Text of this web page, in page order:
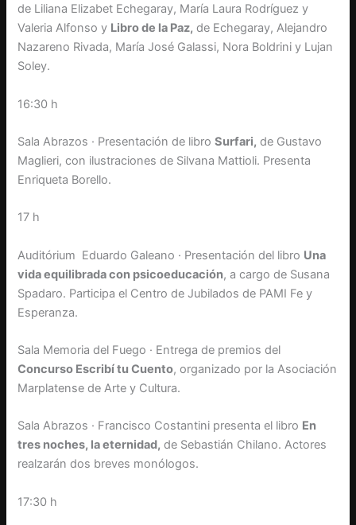
de Liliana Elizabet Echegaray, María Laura Rodríguez y
Valeria Alfonso y Libro de la Paz, de Echegaray, Alejandro
Nazareno Rivada, María José Galassi, Nora Boldrini y Lujan
Soley.
16:30 h
Sala Abrazos · Presentación de libroSurfari, de Gustavo
Maglieri, con ilustraciones de Silvana Mattioli. Presenta
Enriqueta Borello.
17 h
Auditórium Eduardo Galeano · Presentación del libro Una
vida equilibrada con psicoeducación, a cargo de Susana
Spadaro. Participa el Centro de Jubilados de PAMI Fe y
Esperanza.
Sala Memoria del Fuego · Entrega de premios del
Concurso Escribí tu Cuento, organizado por la Asociación
Marplatense de Arte y Cultura.
Sala Abrazos · Francisco Costantini presenta el libro En
tres noches, la eternidad, de Sebastián Chilano. Actores
realzarán dos breves monólogos.
17:30 h